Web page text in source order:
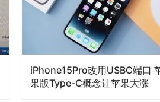
iPhone15Pro改用USBC端口
果版Type-C概念让苹果大涨